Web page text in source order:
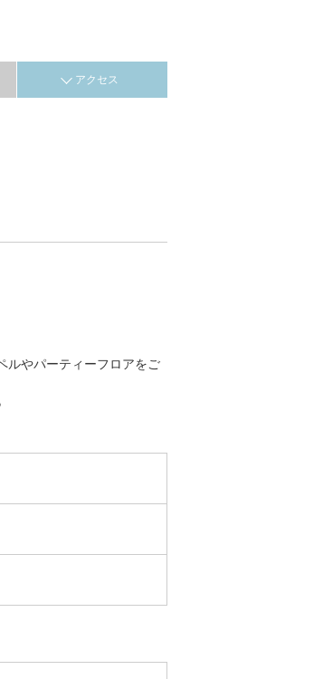
アクセス
ルやパーティーフロアをご